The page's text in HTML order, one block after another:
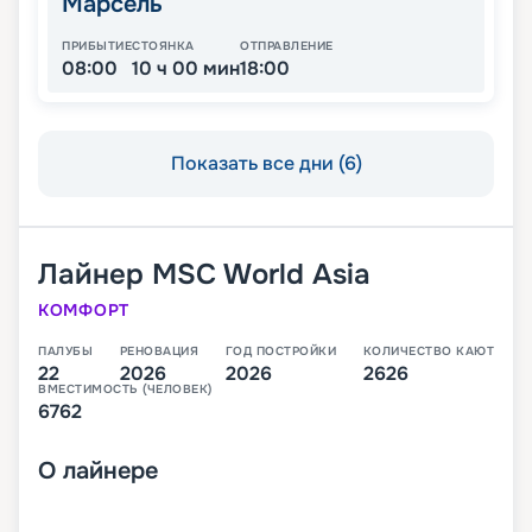
ПРИБЫТИЕ
08:00
СТОЯНКА
10 ч 00 мин
ОТПРАВЛЕНИЕ
18:00
Показать все дни (6)
Лайнер MSC World Asia
КОМФОРТ
ПАЛУБЫ
22
РЕНОВАЦИЯ
2026
ГОД ПОСТРОЙКИ
2026
КОЛИЧЕСТВО КАЮТ
2626
ВМЕСТИМОСТЬ (ЧЕЛОВЕК)
6762
О лайнере